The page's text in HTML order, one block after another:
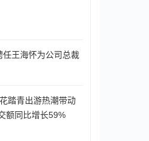
任王海怀为公司总裁
踏青出游热潮带动
额同比增长59%